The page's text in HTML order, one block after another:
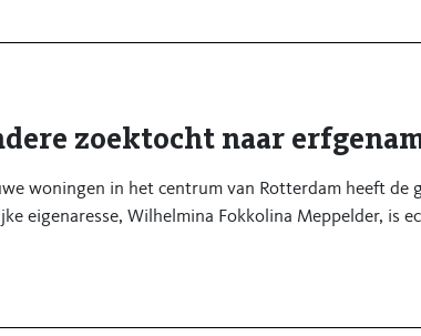
zoektocht naar
woningen in het centrum van Rotterdam heeft de
eigenaresse, Wilhelmina Fokkolina Meppelder, is